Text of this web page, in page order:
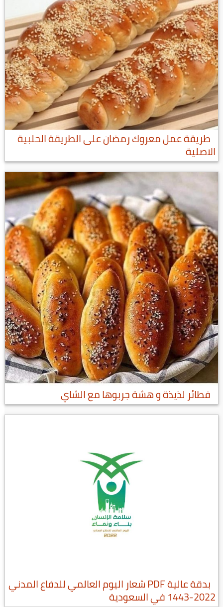
طريقة عمل معروك رمضان على الطريقة الحلبية
الاصلية
فطائر لذيذة و هشة جربوها مع الشاي
بدقة عالية PDF شعار اليوم العالمي للدفاع المدني
2022-1443 في السعودية